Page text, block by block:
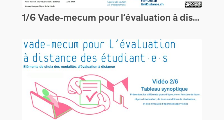
1/6 Vade-mecum pour l’évaluation à distance des étudiants : introduction